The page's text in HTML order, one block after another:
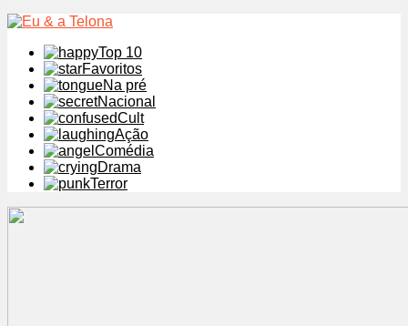
Top 10
Favoritos
Na pré
Nacional
Cult
Ação
Comédia
Drama
Terror